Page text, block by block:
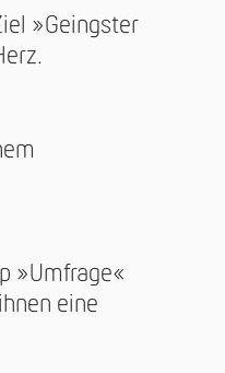
»Geingster
»Umfrage«
eine